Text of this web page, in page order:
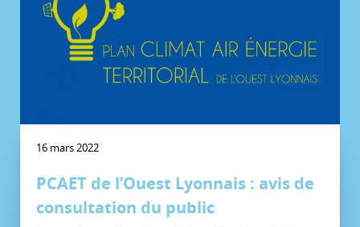
16 mars 2022
PCAET de l’Ouest Lyonnais : avis de
consultation du public